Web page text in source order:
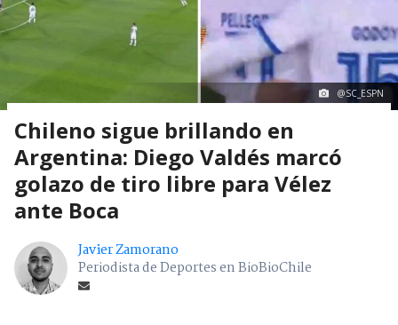
@SC_ESPN
Chileno sigue brillando en
Argentina: Diego Valdés marcó
golazo de tiro libre para Vélez
ante Boca
Javier Zamorano
Periodista de Deportes en BioBioChile